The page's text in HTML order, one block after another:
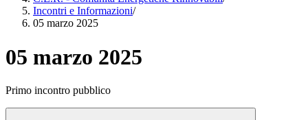
Incontri e Informazioni/
05 marzo 2025
05 marzo 2025
Primo incontro pubblico